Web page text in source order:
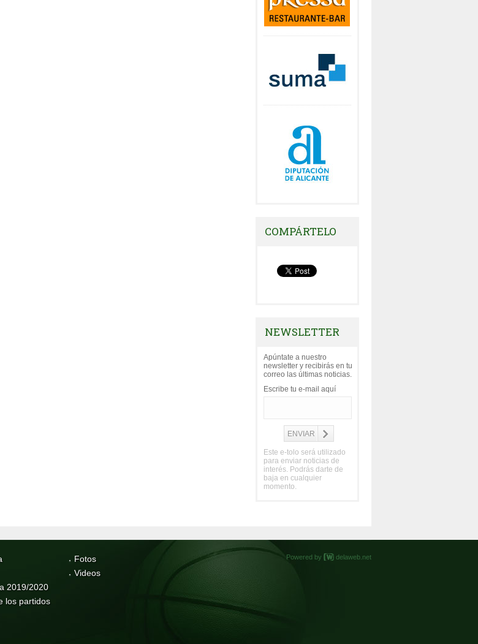
COMPÁRTELO
NEWSLETTER
Apúntate a nuestro
newsletter y recibirás en tu
correo las últimas noticias.
Escribe tu e-mail aquí
Este e-tolo será utilizado
para enviar noticias de
interés. Podrás darte de
baja en cualquier
momento.
2019/2020
los partidos
Fotos
Videos
Powered by delaweb.net